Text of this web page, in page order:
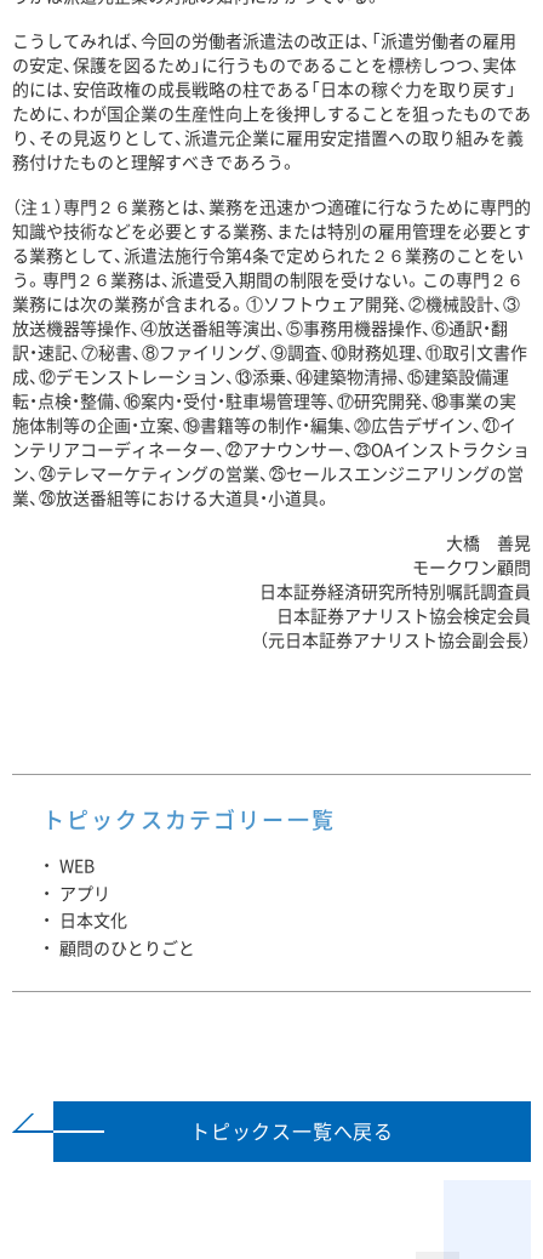
こうしてみれば、今回の労働者派遣法の改正は、「派遣労働者の雇用
の安定、保護を図るため」に行うものであることを標榜しつつ、実体
的には、安倍政権の成長戦略の柱である「日本の稼ぐ力を取り戻す」
ために、わが国企業の生産性向上を後押しすることを狙ったものであ
り、その見返りとして、派遣元企業に雇用安定措置への取り組みを義
務付けたものと理解すべきであろう。
（注１）専門２６業務とは、業務を迅速かつ適確に行なうために専門的
知識や技術などを必要とする業務、または特別の雇用管理を必要とす
る業務として、派遣法施行令第4条で定められた２６業務のことをい
う。専門２６業務は、派遣受入期間の制限を受けない。この専門２６
業務には次の業務が含まれる。①ソフトウェア開発、②機械設計、③
放送機器等操作、④放送番組等演出、⑤事務用機器操作、⑥通訳・翻
訳・速記、⑦秘書、⑧ファイリング、⑨調査、⑩財務処理、⑪取引文書作
成、⑫デモンストレーション、⑬添乗、⑭建築物清掃、⑮建築設備運
転・点検・整備、⑯案内・受付・駐車場管理等、⑰研究開発、⑱事業の実
施体制等の企画・立案、⑲書籍等の制作・編集、⑳広告デザイン、㉑イ
ンテリアコーディネーター、㉒アナウンサー、㉓OAインストラクショ
ン、㉔テレマーケティングの営業、㉕セールスエンジニアリングの営
業、㉖放送番組等における大道具・小道具。
大橋 善晃
モークワン顧問
日本証券経済研究所特別嘱託調査員
日本証券アナリスト協会検定会員
（元日本証券アナリスト協会副会長）
トピックスカテゴリー一覧
WEB
アプリ
日本文化
顧問のひとりごと
トピックス一覧へ戻る